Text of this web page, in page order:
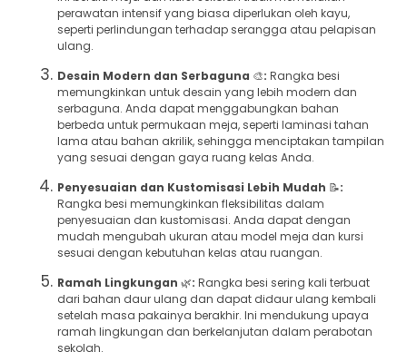
perawatan intensif yang biasa diperlukan oleh kayu,
seperti perlindungan terhadap serangga atau pelapisan
ulang.
Desain Modern dan Serbaguna 🎨: Rangka besi
memungkinkan untuk desain yang lebih modern dan
serbaguna. Anda dapat menggabungkan bahan
berbeda untuk permukaan meja, seperti laminasi tahan
lama atau bahan akrilik, sehingga menciptakan tampilan
yang sesuai dengan gaya ruang kelas Anda.
Penyesuaian dan Kustomisasi Lebih Mudah 📝:
Rangka besi memungkinkan fleksibilitas dalam
penyesuaian dan kustomisasi. Anda dapat dengan
mudah mengubah ukuran atau model meja dan kursi
sesuai dengan kebutuhan kelas atau ruangan.
Ramah Lingkungan 🌿: Rangka besi sering kali terbuat
dari bahan daur ulang dan dapat didaur ulang kembali
setelah masa pakainya berakhir. Ini mendukung upaya
ramah lingkungan dan berkelanjutan dalam perabotan
sekolah.